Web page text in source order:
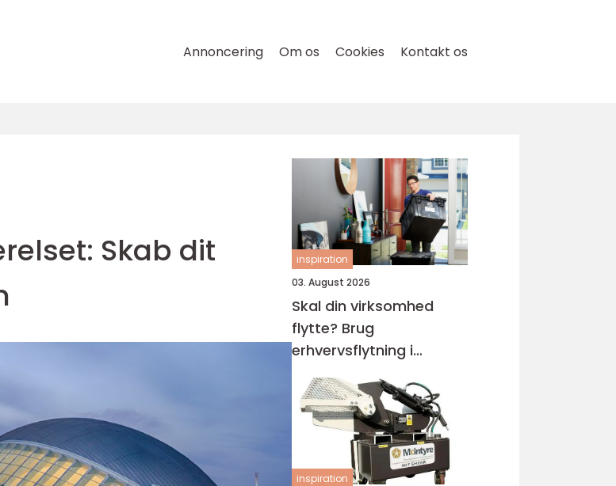
Annoncering Om os Cookies Kontakt os
Skab dit
inspiration
03. August 2026
Skal din virksomhed
flytte? Brug
erhvervsflytning i
Holstebro
inspiration